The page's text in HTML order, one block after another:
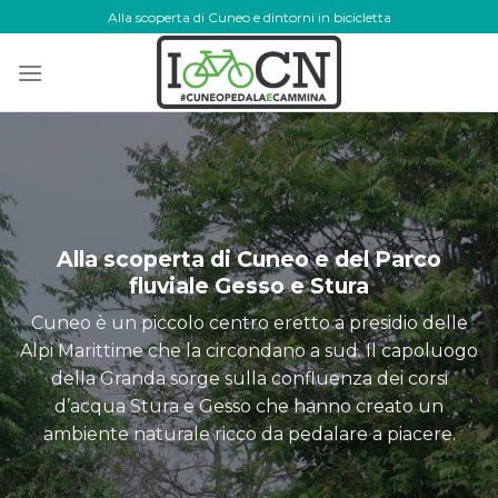
to
content
Alla scoperta di Cuneo e dintorni in bicicletta
Alla scoperta di Cuneo e del Parco
fluviale Gesso e Stura
Cuneo è un piccolo centro eretto a presidio delle
Alpi Marittime che la circondano a sud. Il capoluogo
della Granda sorge sulla confluenza dei corsi
d’acqua Stura e Gesso che hanno creato un
ambiente naturale ricco da pedalare a piacere.